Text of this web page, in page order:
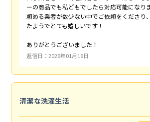
ーの商品でも私どもでしたら対応可能になり
頼める業者が数少ない中でご依頼をくださり
たようでとても嬉しいです！
ありがとうございました！
返信日：2026年01月16日
清潔な洗濯生活